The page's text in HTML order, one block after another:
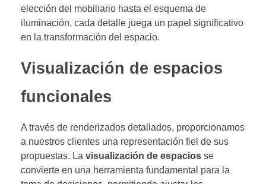
elección del mobiliario hasta el esquema de
iluminación, cada detalle juega un papel significativo
en la transformación del espacio.
Visualización de espacios
funcionales
A través de renderizados detallados, proporcionamos
a nuestros clientes una representación fiel de sus
propuestas. La visualización de espacios se
convierte en una herramienta fundamental para la